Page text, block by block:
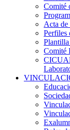
Comité
Acta de
Perfiles
Plantilla
Comité